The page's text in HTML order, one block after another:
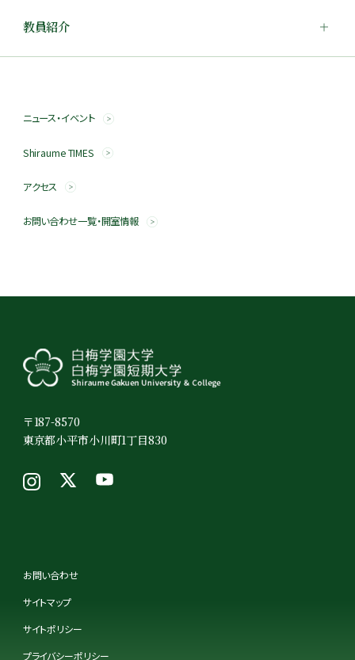
教員紹介
ニュース・イベント
Shiraume TIMES
アクセス
お問い合わせ一覧・開室情報
〒187-8570
東京都小平市小川町1丁目830
お問い合わせ
サイトマップ
サイトポリシー
プライバシーポリシー